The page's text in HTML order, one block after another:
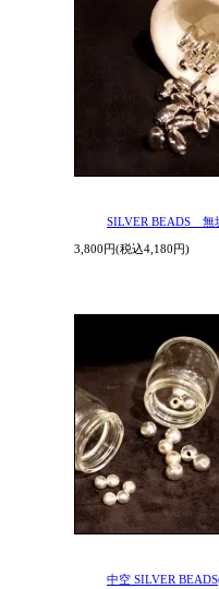
SILVER BEADS 無
3,800円(税込4,180円)
中空 SILVER